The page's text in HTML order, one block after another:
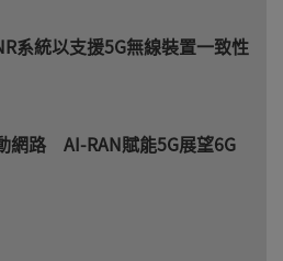
系統以支援5G無線裝置一致性
網路 AI-RAN賦能5G展望6G